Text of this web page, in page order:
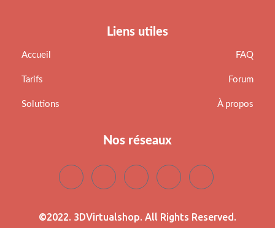
Liens utiles
Accueil
Tarifs
Solutions
FAQ
Forum
À propos
Nos réseaux
©2022. 3DVirtualshop. All Rights Reserved.